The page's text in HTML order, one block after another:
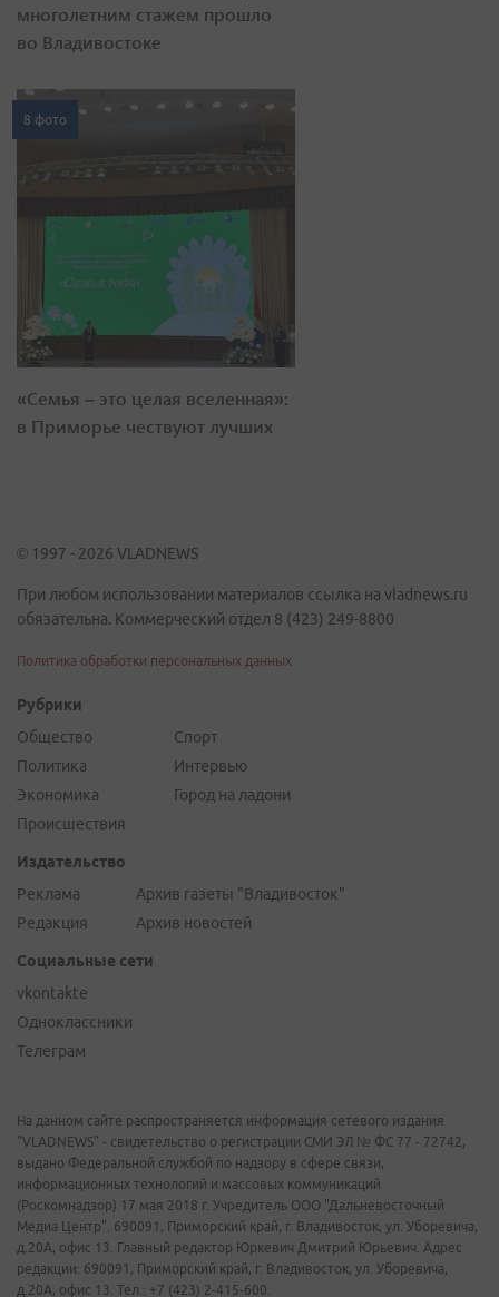
многолетним стажем прошло
во Владивостоке
8 фото
«Семья – это целая вселенная»:
в Приморье чествуют лучших
© 1997 - 2026 VLADNEWS
При любом использовании материалов ссылка на vladnews.ru
обязательна. Коммерческий отдел 8 (423) 249-8800
Политика обработки персональных данных
Рубрики
Общество
Политика
Экономика
Происшествия
Спорт
Интервью
Город на ладони
Издательство
Реклама
Редакция
Архив газеты "Владивосток"
Архив новостей
Социальные сети
vkontakte
Одноклассники
Телеграм
На данном сайте распространяется информация сетевого издания
"VLADNEWS" - свидетельство о регистрации СМИ ЭЛ № ФС 77 - 72742,
выдано Федеральной службой по надзору в сфере связи,
информационных технологий и массовых коммуникаций
(Роскомнадзор) 17 мая 2018 г. Учредитель ООО "Дальневосточный
Медиа Центр". 690091, Приморский край, г. Владивосток, ул. Уборевича,
д.20А, офис 13. Главный редактор Юркевич Дмитрий Юрьевич. Адрес
редакции: 690091, Приморский край, г. Владивосток, ул. Уборевича,
д.20А, офис 13. Тел.: +7 (423) 2-415-600.